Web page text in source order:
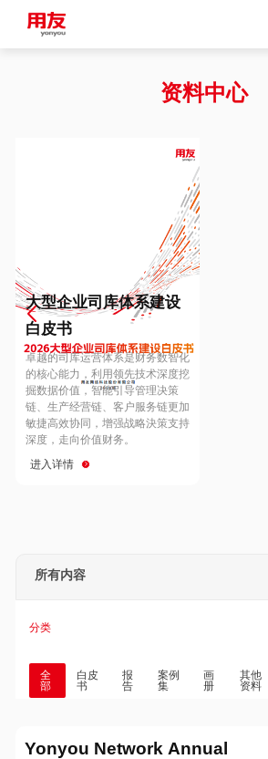
Vietnam
Europe
Hungary
Hong Kong
资料中心
大型企业司库体系建设
白皮书
卓越的司库运营体系是财务数智化
的核心能力，利用领先技术深度挖
掘数据价值，智能引导管理决策
链、生产经营链、客户服务链更加
敏捷高效协同，增强战略決策支持
深度，走向价值财务。
进入详情
所有内容
分类
全
部
白皮
书
报
告
案例
集
画
册
其他
资料
Yonyou Network Annual